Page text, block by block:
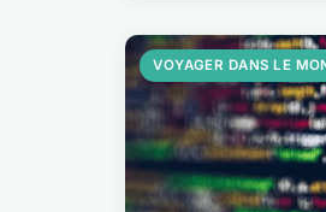
VOYAGER DANS LE